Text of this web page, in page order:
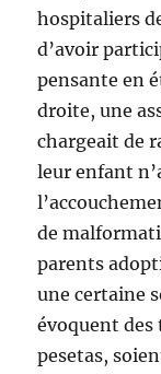
hospitaliers
d’avoir
pensante en
droite, une
chargeait de
leur enfant
de
parents
une certaine
évoquent des
pesetas,